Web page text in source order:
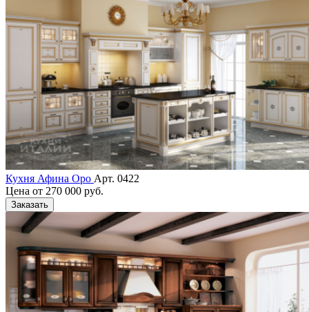
Кухня Афина Оро Арт. 0422
Цена от 270 000 руб.
Заказать